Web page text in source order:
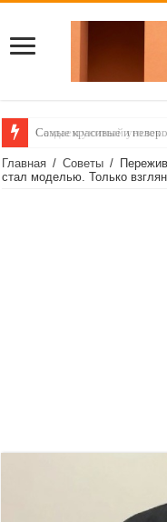
Самые красивые и
Создаем уютный уголок:
Главная / Советы /
стал моделью. Только